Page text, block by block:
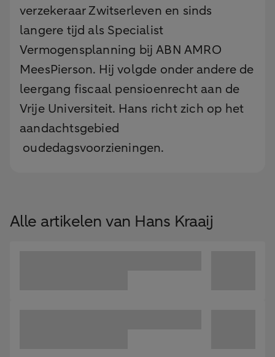
verzekeraar Zwitserleven en sinds
langere tijd als Specialist
Vermogensplanning bij ABN AMRO
MeesPierson. Hij volgde onder andere de
leergang fiscaal pensioenrecht aan de
Vrije Universiteit. Hans richt zich op het
aandachtsgebied
oudedagsvoorzieningen.
Alle artikelen van Hans Kraaij